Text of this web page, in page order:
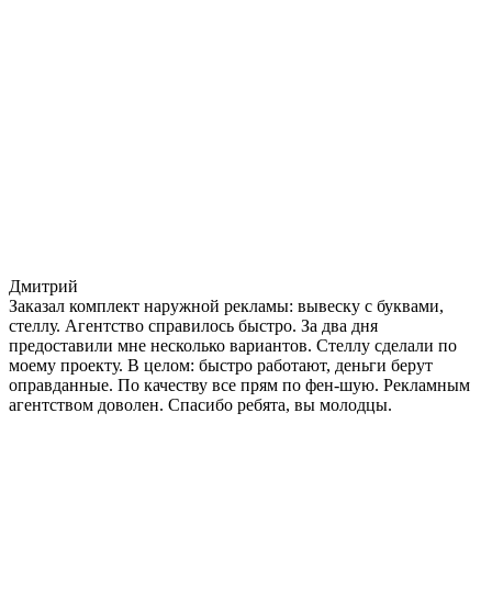
Дмитрий
Заказал комплект наружной рекламы: вывеску с буквами,
стеллу. Агентство справилось быстро. За два дня
предоставили мне несколько вариантов. Стеллу сделали по
моему проекту. В целом: быстро работают, деньги берут
оправданные. По качеству все прям по фен-шую. Рекламным
агентством доволен. Спасибо ребята, вы молодцы.